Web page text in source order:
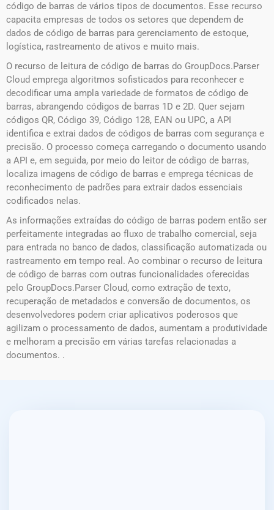
código de barras de vários tipos de documentos. Esse recurso
capacita empresas de todos os setores que dependem de
dados de código de barras para gerenciamento de estoque,
logística, rastreamento de ativos e muito mais.
O recurso de leitura de código de barras do GroupDocs.Parser
Cloud emprega algoritmos sofisticados para reconhecer e
decodificar uma ampla variedade de formatos de código de
barras, abrangendo códigos de barras 1D e 2D. Quer sejam
códigos QR, Código 39, Código 128, EAN ou UPC, a API
identifica e extrai dados de códigos de barras com segurança e
precisão. O processo começa carregando o documento usando
a API e, em seguida, por meio do leitor de código de barras,
localiza imagens de código de barras e emprega técnicas de
reconhecimento de padrões para extrair dados essenciais
codificados nelas.
As informações extraídas do código de barras podem então ser
perfeitamente integradas ao fluxo de trabalho comercial, seja
para entrada no banco de dados, classificação automatizada ou
rastreamento em tempo real. Ao combinar o recurso de leitura
de código de barras com outras funcionalidades oferecidas
pelo GroupDocs.Parser Cloud, como extração de texto,
recuperação de metadados e conversão de documentos, os
desenvolvedores podem criar aplicativos poderosos que
agilizam o processamento de dados, aumentam a produtividade
e melhoram a precisão em várias tarefas relacionadas a
documentos. .